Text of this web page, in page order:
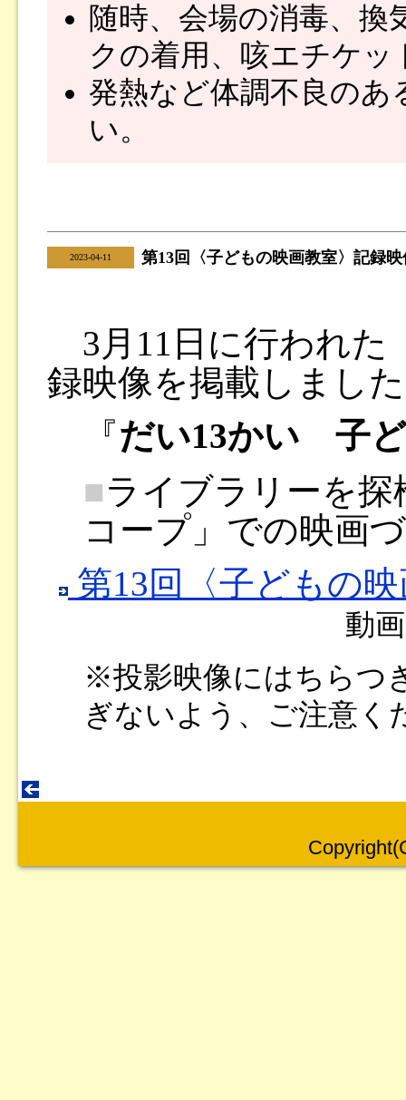
随時、会場の消毒、換
クの着用、咳エチケ
発熱など体調不良の
い。
2023-04-11 第13回〈子どもの映画教室〉記録
3月11日に行われた
録映像を掲載しまし
『だい13かい 子
■ライブラリーを
コープ」での映画
第13回〈子どもの
動
※投影映像にはちらつ
ぎないよう、ご注意く